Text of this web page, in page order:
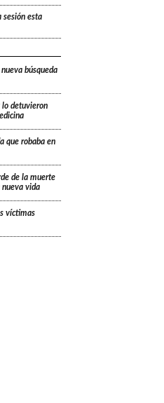
sesión esta
búsqueda
lo detuvieron
que robaba en
de la muerte
nueva vida
víctimas